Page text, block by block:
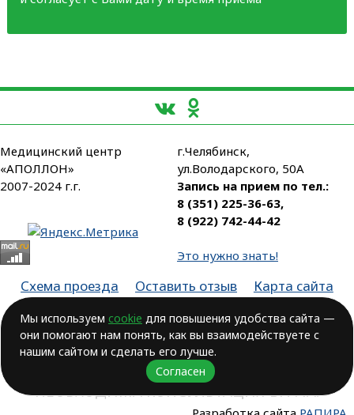
Медицинский центр
«АПОЛЛОН»
2007-2024 г.г.
г.Челябинск,
ул.Володарского, 50А
Запись на прием по тел.:
8 (351) 225-36-63,
8 (922) 742-44-42
Это нужно знать!
Схема проезда Оставить отзыв
Карта сайта
Лицензия № ЛО-74-01-003806, от 14.10.2016, выдана Министерством
здравоохранения Челябинской области
ВОЗМОЖНЫ ПРОТИВОПОКАЗАНИЯ.
НЕОБХОДИМА КОНСУЛЬТАЦИЯ ВРАЧА!
Мы используем cookie для повышения удобства сайта —
они помогают нам понять, как вы взаимодействуете с
нашим сайтом и сделать его лучше.
Согласен